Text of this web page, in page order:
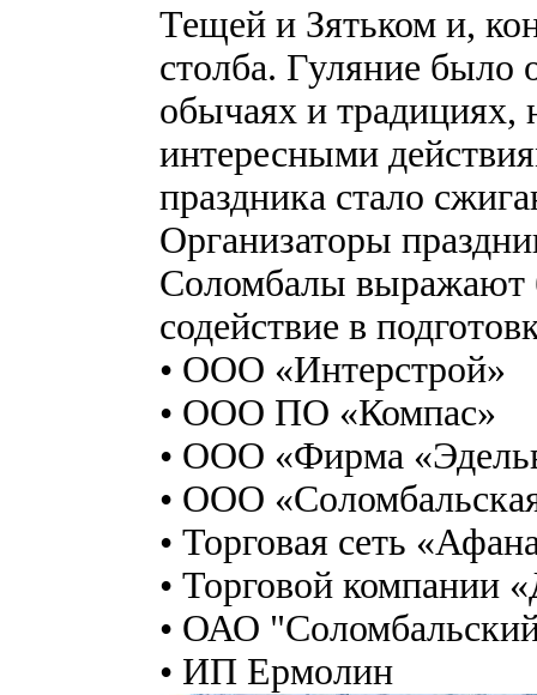
Тещей и Зятьком и,
столба. Гуляние было
обычаях и
интересными
праздника стало
Организаторы
Соломбалы выражают
содействие в
• ООО «Интерстрой»
• ООО ПО «Компас»
• ООО «Фирма
• ООО
• Торговая сеть
• Торговой компании
• ОАО
• ИП Ермолин